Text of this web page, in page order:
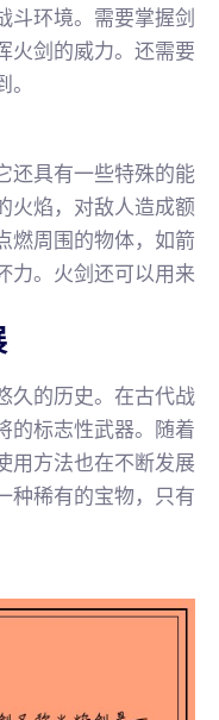
斗环境。需要掌握剑
火剑的威力。还需要
还具有一些特殊的能
火焰，对敌人造成额
燃周围的物体，如箭
力。火剑还可以用来
久的历史。在古代战
的标志性武器。随着
用方法也在不断发展
种稀有的宝物，只有